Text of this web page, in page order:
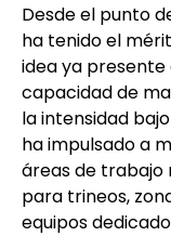
Desde el punto
ha tenido el
idea ya
capacidad de
la intensidad
ha impulsado a
áreas de trabajo
para trineos,
equipos